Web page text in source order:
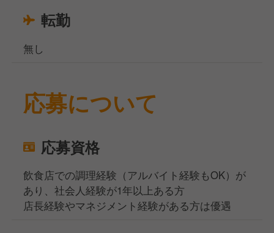
転勤
無し
応募について
応募資格
飲食店での調理経験（アルバイト経験もOK）が
あり、社会人経験が1年以上ある方
店長経験やマネジメント経験がある方は優遇